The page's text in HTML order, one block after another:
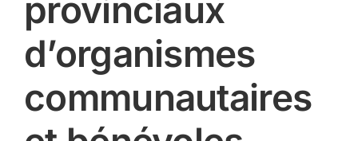
provinciaux
d’organismes
communautaires